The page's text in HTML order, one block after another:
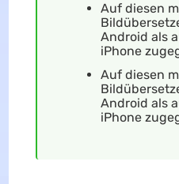
Auf diesen
Android als
iPhone
Auf diesen
Android als
iPhone